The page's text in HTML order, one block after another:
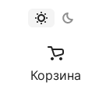
Корзина